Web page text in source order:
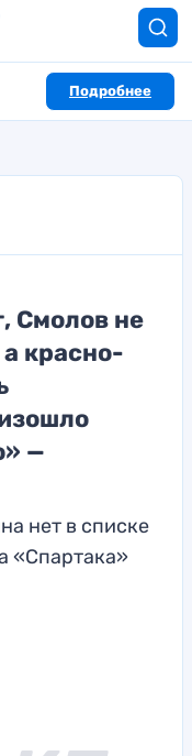
Подробнее
Смолов не
а красно-
—
нет в списке
«Спартака»